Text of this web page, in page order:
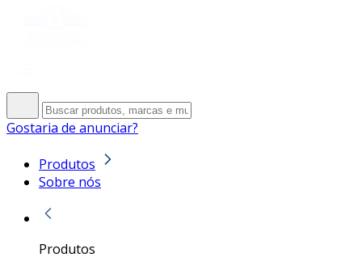
Gostaria de anunciar?
Produtos
Sobre nós
Produtos